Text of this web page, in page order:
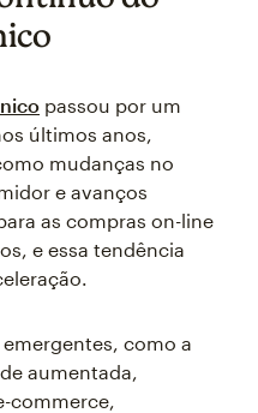
passou por um
últimos anos,
mudanças no
e avanços
as compras on-line
e essa tendência
como a
aumentada,
commerce,